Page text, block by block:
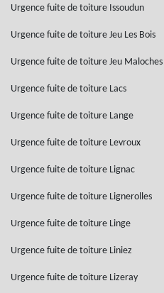
Urgence fuite de toiture Issoudun
Urgence fuite de toiture Jeu Les Bois
Urgence fuite de toiture Jeu Maloches
Urgence fuite de toiture Lacs
Urgence fuite de toiture Lange
Urgence fuite de toiture Levroux
Urgence fuite de toiture Lignac
Urgence fuite de toiture Lignerolles
Urgence fuite de toiture Linge
Urgence fuite de toiture Liniez
Urgence fuite de toiture Lizeray